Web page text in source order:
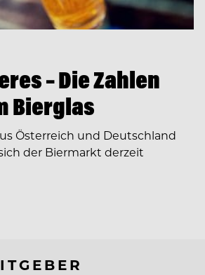
– Die Zahlen
Bierglas
Österreich und Deutschland
der Biermarkt derzeit